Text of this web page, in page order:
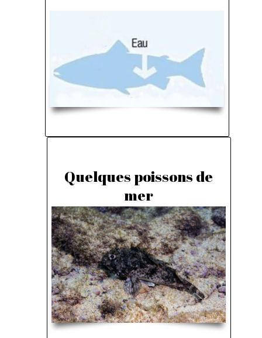
Quelques poissons de
mer